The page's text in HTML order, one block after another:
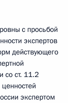
с просьбой
экспертов
действующего
со ст. 11.2
экспертом